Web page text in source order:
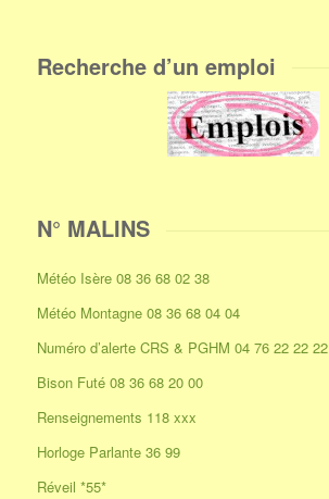
Recherche d’un emploi
N° MALINS
Météo Isère 08 36 68 02 38
Météo Montagne 08 36 68 04 04
Numéro d’alerte CRS & PGHM 04 76 22 22 22
Bison Futé 08 36 68 20 00
Renseignements 118 xxx
Horloge Parlante 36 99
Réveil *55*